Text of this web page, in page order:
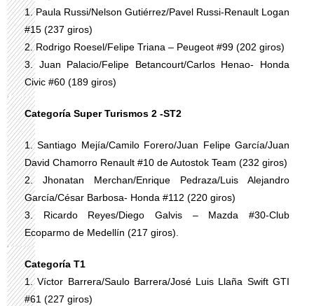
1. Paula Russi/Nelson Gutiérrez/Pavel Russi-Renault Logan
#15 (237 giros)
2. Rodrigo Roesel/Felipe Triana – Peugeot #99 (202 giros)
3. Juan Palacio/Felipe Betancourt/Carlos Henao- Honda
Civic #60 (189 giros)
Categoría Super Turismos 2 -ST2
1. Santiago Mejía/Camilo Forero/Juan Felipe García/Juan
David Chamorro Renault #10 de Autostok Team (232 giros)
2. Jhonatan Merchan/Enrique Pedraza/Luis Alejandro
García/César Barbosa- Honda #112 (220 giros)
3. Ricardo Reyes/Diego Galvis – Mazda #30-Club
Ecoparmo de Medellín (217 giros).
Categoría T1
1. Víctor Barrera/Saulo Barrera/José Luis Llaña Swift GTI
#61 (227 giros)